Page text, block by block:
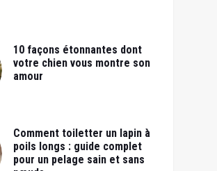
10 façons étonnantes dont
votre chien vous montre son
amour
Comment toiletter un lapin à
poils longs : guide complet
pour un pelage sain et sans